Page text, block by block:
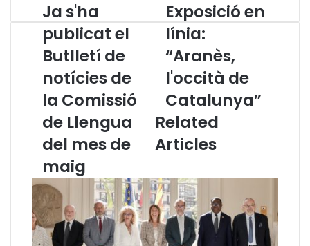
a
s
'
a
p
u
b
i
c
a
t
e
l
B
Ja s'ha
publicat el
Butlletí de
notícies de
la Comissió
de Llengua
del mes de
maig
E
x
o
c
ó
n
í
n
i
a
:
Exposició en
línia:
“Aranès,
l'occità de
Catalunya”
Related
Articles